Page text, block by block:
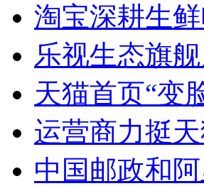
淘宝深耕生
乐视生态旗
天猫首页“变
运营商力挺
中国邮政和